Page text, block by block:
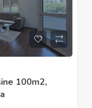
70m2,